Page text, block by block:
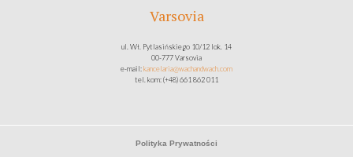
Varsovia
ul. Wł. Pytlasińskiego 10/12 lok. 14
00-777 Varsovia
e-mail:kancelaria@wachandwach.com
tel. kom: (+48) 661 862 011
Polityka Prywatności